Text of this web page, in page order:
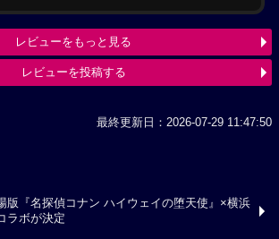
レビューをもっと見る
レビューを投稿する
最終更新日：2026-07-29 11:47:50
版『名探偵コナン ハイウェイの堕天使』×横浜
ラボが決定